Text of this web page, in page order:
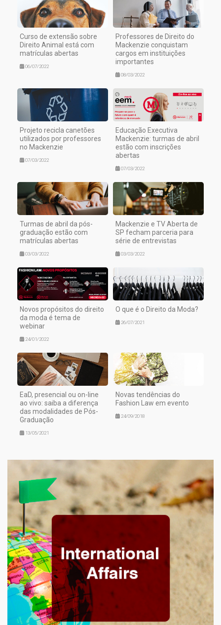
Curso de extensão sobre
Direito Animal está com
matrículas abertas
06/07/2022
Professores de Direito do
Mackenzie conquistam
cargos em instituições
importantes
08/03/2022
Projeto recicla canetões
utilizados por professores
no Mackenzie
07/03/2022
Educação Executiva
Mackenzie: turmas de abril
estão com inscrições
abertas
07/03/2022
Turmas de abril da pós-
graduação estão com
matrículas abertas
03/03/2022
Mackenzie e TV Aberta de
SP fecham parceria para
série de entrevistas
03/03/2022
Novos propósitos do direito
da moda é tema de
webinar
24/01/2022
O que é o Direito da Moda?
26/07/2021
EaD, presencial ou on-line
ao vivo: saiba a diferença
das modalidades de Pós-
Graduação
13/05/2021
Novas tendências do
Fashion Law em evento
24/09/2018